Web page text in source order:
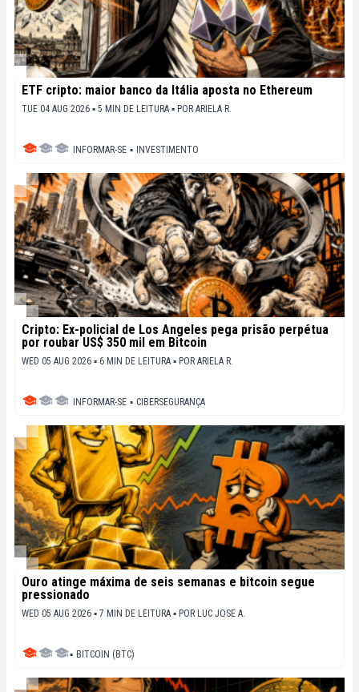
ETF cripto: maior banco da Itália aposta no Ethereum
TUE 04 AUG 2026 ▪ 5 MIN DE LEITURA ▪ POR ARIELA R.
INFORMAR-SE ▪ INVESTIMENTO
Cripto: Ex-policial de Los Angeles pega prisão perpétua
por roubar US$ 350 mil em Bitcoin
WED 05 AUG 2026 ▪ 6 MIN DE LEITURA ▪ POR ARIELA R.
INFORMAR-SE ▪ CIBERSEGURANÇA
Ouro atinge máxima de seis semanas e bitcoin segue
pressionado
WED 05 AUG 2026 ▪ 7 MIN DE LEITURA ▪ POR LUC JOSE A.
▪ BITCOIN (BTC)